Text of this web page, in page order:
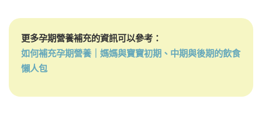
更多孕期營養補充的資訊可以參考：
如何補充孕期營養｜媽媽與寶寶初期、中期與後期的飲食
懶人包